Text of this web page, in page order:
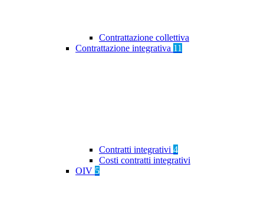
Contrattazione collettiva
Contrattazione integrativa 11
Contratti integrativi 4
Costi contratti integrativi
OIV 5